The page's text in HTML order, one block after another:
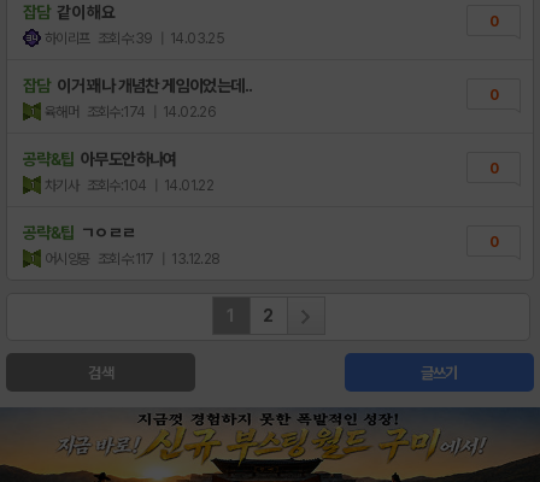
잡담 같이 해요
하이리프 조회수:39 | 14.03.25
0
잡담 이거 꽤나 개념찬 게임이었는데..
육해머 조회수:174 | 14.02.26
0
공략&팁 아무도안하나여
차기사 조회수:104 | 14.01.22
0
공략&팁 ㄱㅇㄹㄹ
어시양공 조회수:117 | 13.12.28
0
1 2
검색 글쓰기